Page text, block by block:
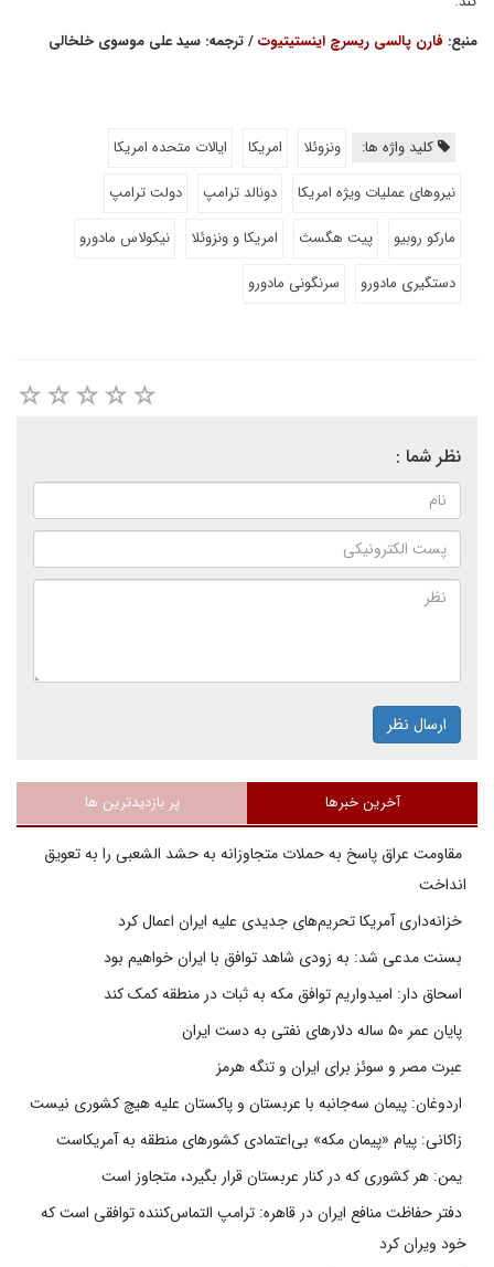
منبع: فارن پالسی ریسرچ اینستیتیوت/ ترجمه: سید علی موسوی خلخالی
کلید واژه ها: ونزوئلا امریکا
ایالات متحده امریکا
نیروهای عملیات ویژه امریکا
دونالد ترامپ
دولت ترامپ
مارکو روبیو
پیت هگسث امریکا و ونزوئلا
نیکولاس مادورو
دستگیری مادورو
سرنگونی مادورو
نظر شما :
ارسال نظر
آخرین خبرها پر بازدیدترین ها
مقاومت عراق پاسخ به حملات متجاوزانه به حشد الشعبی را به تعویق
انداخت
خزانه‌داری آمریکا تحریم‌های جدیدی علیه ایران اعمال کرد
بسنت مدعی شد: به زودی شاهد توافق با ایران خواهیم بود
اسحاق دار: امیدواریم توافق مکه به ثبات در منطقه کمک کند
پایان عمر ۵۰ ساله دلارهای نفتی به دست ایران
عبرت مصر و سوئز برای ایران و تنگه هرمز
اردوغان: پیمان سه‌جانبه با عربستان و پاکستان علیه هیچ کشوری نیست
زاکانی: پیام «پیمان مکه» بی‌اعتمادی کشورهای منطقه به آمریکاست
یمن: هر کشوری که در کنار عربستان قرار بگیرد، متجاوز است
دفتر حفاظت منافع ایران در قاهره: ترامپ التماس‌کننده توافقی است که
خود ویران کرد